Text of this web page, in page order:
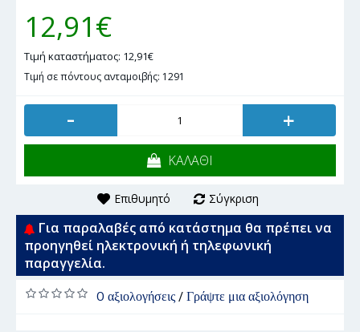
12,91€
Τιμή καταστήματος: 12,91€
Τιμή σε πόντους ανταμοιβής: 1291
- +
ΚΑΛΑΘΙ
Επιθυμητό Σύγκριση
Για παραλαβές από κατάστημα θα πρέπει να
προηγηθεί ηλεκτρονική ή τηλεφωνική
παραγγελία.
0 αξιολογήσεις/ Γράψτε μια αξιολόγηση